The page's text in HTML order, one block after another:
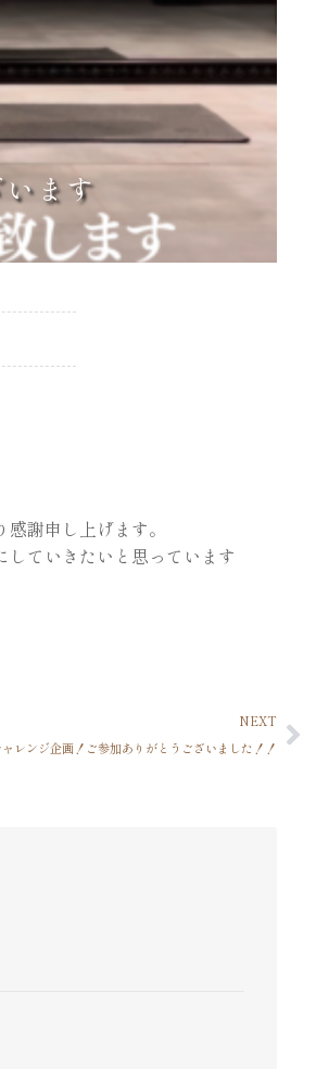
ます
謝申し上げます。
ていきたいと思っています
NEXT
レンジ企画！ご参加ありがとうございました！！